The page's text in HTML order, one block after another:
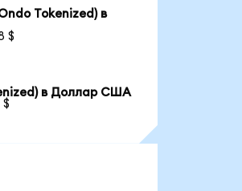
Tokenized) в
$
в Доллар США
$